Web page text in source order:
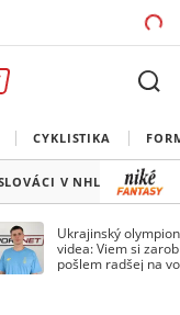
CYKLISTIKA
V NHL
Ukrajinský
videa: Viem si
pošlem radšej na